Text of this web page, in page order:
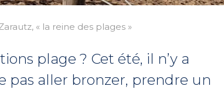
« la reine des plages »
plage ? Cet été, il n’y a
pas aller bronzer, prendre un